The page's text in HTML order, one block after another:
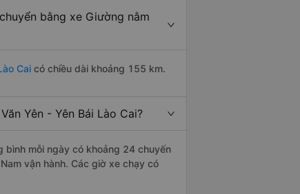
bằng xe Giường nằm
Cai có chiều dài khoảng 155 km.
Yên - Yên Bái Lào Cai?
bình mỗi ngày có khoảng 24 chuyến
vận hành. Các giờ xe chạy có